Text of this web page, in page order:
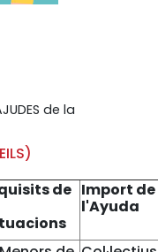
de la
de Import de
l'Ayuda